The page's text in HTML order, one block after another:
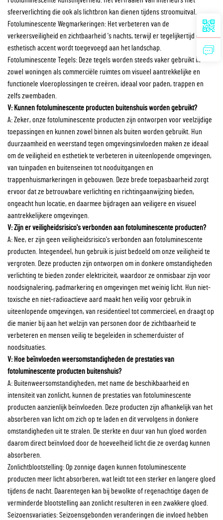
sfeerverlichting die ook als lichtbron kan dienen tijdens stroomuitval.
Fotoluminescente Wegmarkeringen: Het verbeteren van de
verkeersveiligheid en zichtbaarheid 's nachts, terwijl er tegelijkertijd een
esthetisch accent wordt toegevoegd aan het landschap.
Fotoluminescente Tegels: Deze tegels worden steeds vaker gebruikt in
zowel woningen als commerciële ruimtes om visueel aantrekkelijke en
functionele vloeroplossingen te creëren, ideaal voor paden, trappen en
zelfs zwembaden.
V: Kunnen fotoluminescente producten buitenshuis worden gebruikt?
A: Zeker, onze fotoluminescente producten zijn ontworpen voor veelzijdige
toepassingen en kunnen zowel binnen als buiten worden gebruikt. Hun
duurzaamheid en weerstand tegen omgevingsinvloeden maken ze ideaal
om de veiligheid en esthetiek te verbeteren in uiteenlopende omgevingen,
van tuinpaden en buitenseinen tot nooduitgangen en
trappenhuismarkeringen in gebouwen. Deze brede toepasbaarheid zorgt
ervoor dat ze betrouwbare verlichting en richtingaanwijzing bieden,
ongeacht hun locatie, en daarmee bijdragen aan veiligere en visueel
aantrekkelijkere omgevingen.
V: Zijn er veiligheidsrisico's verbonden aan fotoluminescente producten?
A: Nee, er zijn geen veiligheidsrisico's verbonden aan fotoluminescente
producten. Integendeel, hun gebruik is juist bedoeld om onze veiligheid te
vergroten. Deze producten zijn ontworpen om in donkere omstandigheden
verlichting te bieden zonder elektriciteit, waardoor ze onmisbaar zijn voor
noodsignalering, padmarkering en omgevingen met weinig licht. Hun niet-
toxische en niet-radioactieve aard maakt hen veilig voor gebruik in
uiteenlopende omgevingen, van residentieel tot commercieel, en draagt op
die manier bij aan het welzijn van personen door de zichtbaarheid te
verbeteren en mensen veilig te begeleiden in schemerduister of
noodsituaties.
V: Hoe beïnvloeden weersomstandigheden de prestaties van
fotoluminescente producten buitenshuis?
A: Buitenweersomstandigheden, met name de beschikbaarheid en
intensiteit van zonlicht, kunnen de prestaties van fotoluminescente
producten aanzienlijk beïnvloeden. Deze producten zijn afhankelijk van het
absorberen van licht om zich op te laden en dit vervolgens in donkere
omstandigheden uit te stralen. De sterkte en duur van hun gloed worden
daarom direct beïnvloed door de hoeveelheid licht die ze overdag kunnen
absorberen.
Zonlichtblootstelling: Op zonnige dagen kunnen fotoluminescente
producten meer licht absorberen, wat leidt tot een sterker en langere gloed
tijdens de nacht. Daarentegen kan bij bewolkte of regenachtige dagen de
verminderde blootstelling aan zonlicht resulteren in een zwakkere gloed.
Seizoensvariaties: Seizoensgebonden veranderingen die invloed hebben